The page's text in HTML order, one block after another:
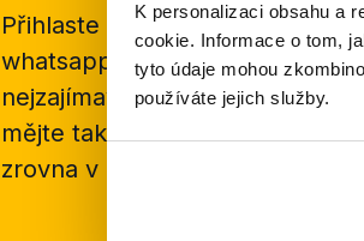
K personalizaci obsahu a
cookie. Informace o tom,
tyto údaje mohou
používáte jejich služby.
Přihlaste se k odběru našeho
whatsappového kanálu, kde
nejzajímavějších článků a
mějte tak přehled o tom, jaké
zrovna v Česku šíří.